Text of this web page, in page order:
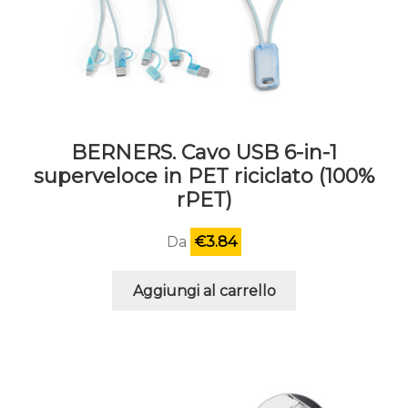
BERNERS. Cavo USB 6-in-1
superveloce in PET riciclato (100%
rPET)
Da €3.84
Aggiungi al carrello